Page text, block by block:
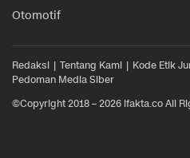
Otomotif
Redaksi Tentang Kami Kode Etik
Pedoman Media Siber
©Copyright 2018 – 2026 ifakta.co All